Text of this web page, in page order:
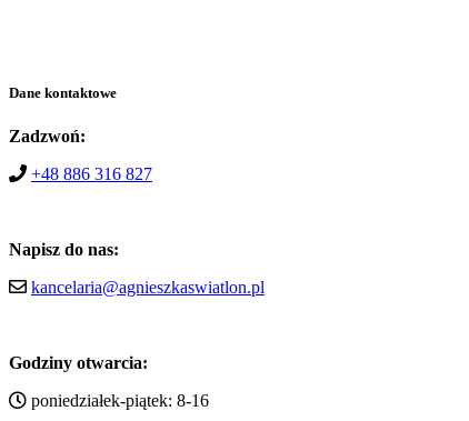
Dane kontaktowe
Zadzwoń:
+48 886 316 827
Napisz do nas:
kancelaria@agnieszkaswiatlon.pl
Godziny otwarcia:
poniedziałek-piątek: 8-16